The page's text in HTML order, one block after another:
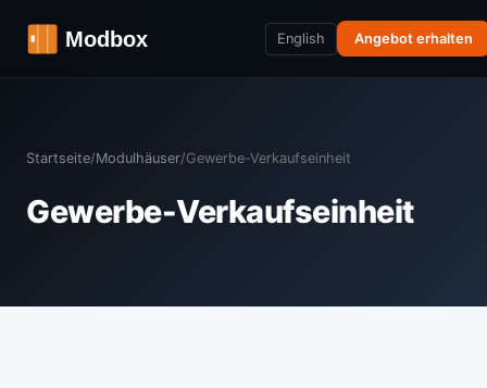
English Angebot erhalten
Startseite/Modulhäuser/Gewerbe-Verkaufseinheit
Gewerbe-Verkaufseinheit